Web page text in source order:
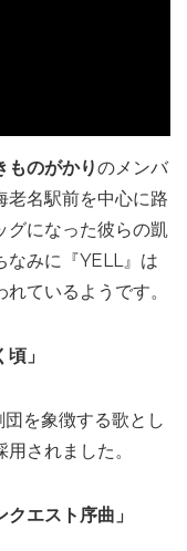
ものがかりのメンバ
老名駅前を中心に路
グになった彼らの凱
なみに『YELL』は
ているようです。
」
を象徴する歌とし
用されました。
エスト序曲」